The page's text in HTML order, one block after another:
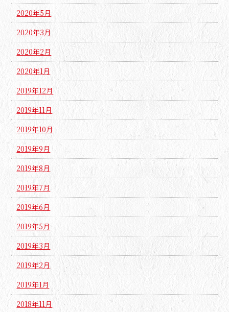
2020年5月
2020年3月
2020年2月
2020年1月
2019年12月
2019年11月
2019年10月
2019年9月
2019年8月
2019年7月
2019年6月
2019年5月
2019年3月
2019年2月
2019年1月
2018年11月